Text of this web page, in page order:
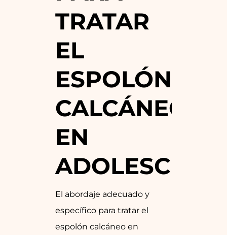
TRATAR
EL
ESPOLÓN
CALCÁNEO
EN
El abordaje adecuado y
específico para tratar el
espolón calcáneo en